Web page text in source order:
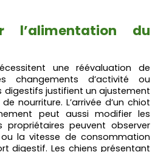
l’alimentation du
une réévaluation de
changements d’activité ou
digestifs justifient un ajustement
nourriture. L’arrivée d’un chiot
peut aussi modifier les
propriétaires peuvent observer
la vitesse de consommation
digestif. Les chiens présentant